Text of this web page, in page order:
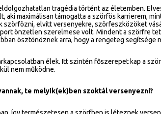
tragédia történt az életemben.
aki maximálisan támogatta a szörfös karrierem,
szörfözni, elvitt versenyekre, szörfeszközöket
önzetlen szerelmese volt. Mindent a szörfre
ösztönöznek arra, hogy a rengeteg segítsége
élek. Itt szintén főszerepet kap a
nem működne.
te melyik(ek)ben szoktál versenyezni?